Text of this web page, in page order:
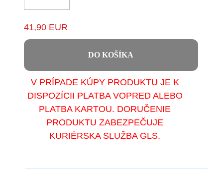
41,90 EUR
DO KOŠÍKA
V PRÍPADE KÚPY PRODUKTU JE K
DISPOZÍCII PLATBA VOPRED ALEBO
PLATBA KARTOU. DORUČENIE
PRODUKTU ZABEZPEČUJE
KURIÉRSKA SLUŽBA GLS.